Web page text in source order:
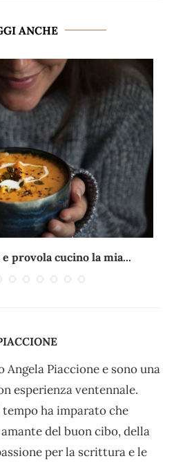
ANCHE
provola cucino la mia...
Angela Piaccione e sono una
esperienza ventennale.
ha imparato che
del buon cibo, della
per la scrittura e le